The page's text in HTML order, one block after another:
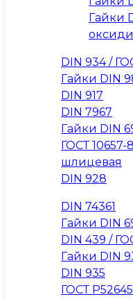
Гайки
DIN 934 /
Гайки DIN
DIN 917
DIN 7967
Гайки DIN
ГОСТ 10657-
шлицевая
DIN 928
DIN 74361
Гайки DIN
DIN 439 /
Гайки DIN
DIN 935
ГОСТ